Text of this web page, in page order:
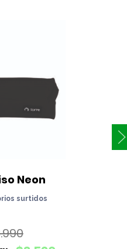
Neon
surtidos